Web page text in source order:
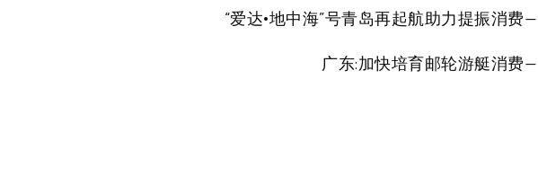
“爱达·地中海”号青岛再起航助力提振消费—
广东:加快培育邮轮游艇消费—